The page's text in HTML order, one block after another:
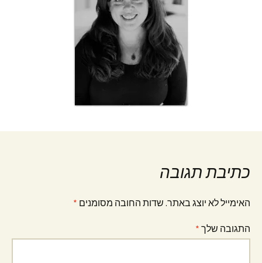
כתיבת תגובה
האימייל לא יוצג באתר. שדות החובה מסומנים *
התגובה שלך *